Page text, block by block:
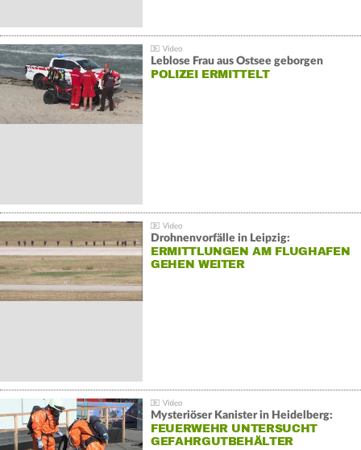
Leblose Frau aus Ostsee geborgen
POLIZEI ERMITTELT
Drohnenvorfälle in Leipzig:
ERMITTLUNGEN AM FLUGHAFEN
GEHEN WEITER
Mysteriöser Kanister in Heidelberg:
FEUERWEHR UNTERSUCHT
GEFAHRGUTBEHÄLTER